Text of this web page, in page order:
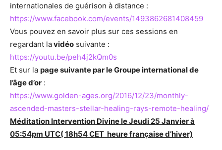
internationales de guérison à distance :
https://www.facebook.com/events/1493862681408459
Vous pouvez en savoir plus sur ces sessions en
regardant lavidéo suivante :
https://youtu.be/peh4j2kQm0s
Et sur la page suivante par le Groupe international de
l’âge d’or :
https://www.golden-ages.org/2016/12/23/monthly-
ascended-masters-stellar-healing-rays-remote-healing/
Méditation Intervention Divine le Jeudi 25 Janvier à
05:54pm UTC( 18h54 CET heure française d’hiver)